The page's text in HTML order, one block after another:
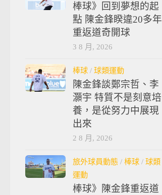
棒球》回到夢想的起
點 陳金鋒睽違20多年
重返道奇開球
3 8 月, 2026
棒球 / 球類運動
陳金鋒談鄭宗哲、李
灝宇 特質不是刻意培
養，是從努力中展現
出來
2 8 月, 2026
旅外球員動態 / 棒球 / 球類
運動
棒球》陳金鋒重返道